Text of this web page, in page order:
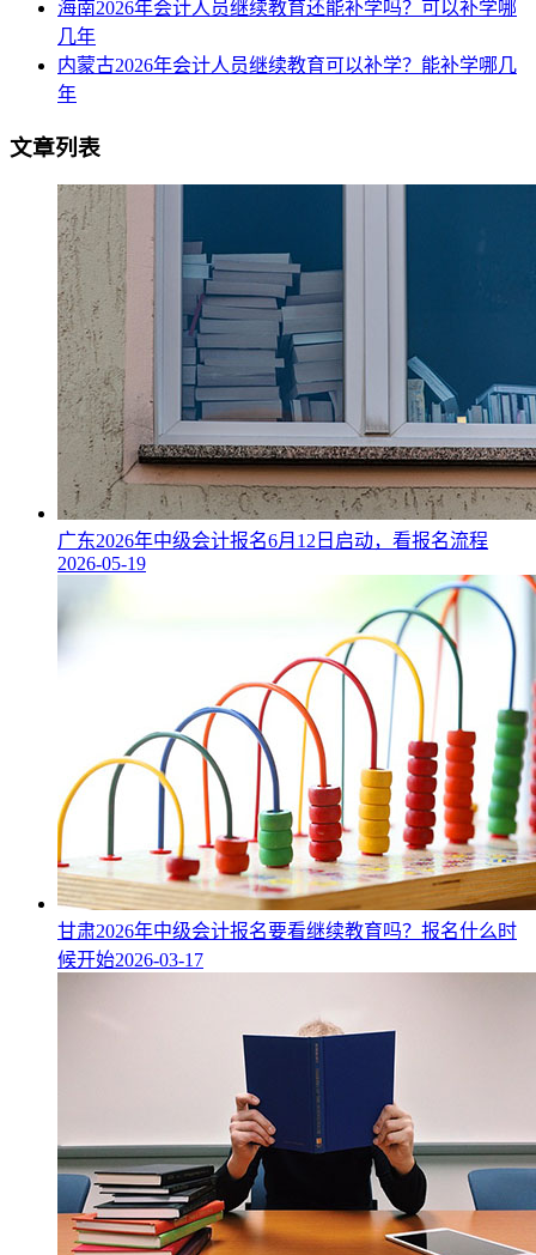
海南2026年会计人员继续教育还能补学吗？可以补学哪
几年
内蒙古2026年会计人员继续教育可以补学？能补学哪几
年
文章列表
广东2026年中级会计报名6月12日启动，看报名流程
2026-05-19
甘肃2026年中级会计报名要看继续教育吗？报名什么时
候开始2026-03-17